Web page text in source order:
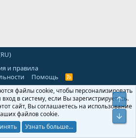
и правила
Помощь
R
S
файлы cookie, чтобы персонализировать
в систему, если Вы зарегистрируетесь.
сайт, Вы соглашаетесь на использование
файлов cookie.
Узнать больше...